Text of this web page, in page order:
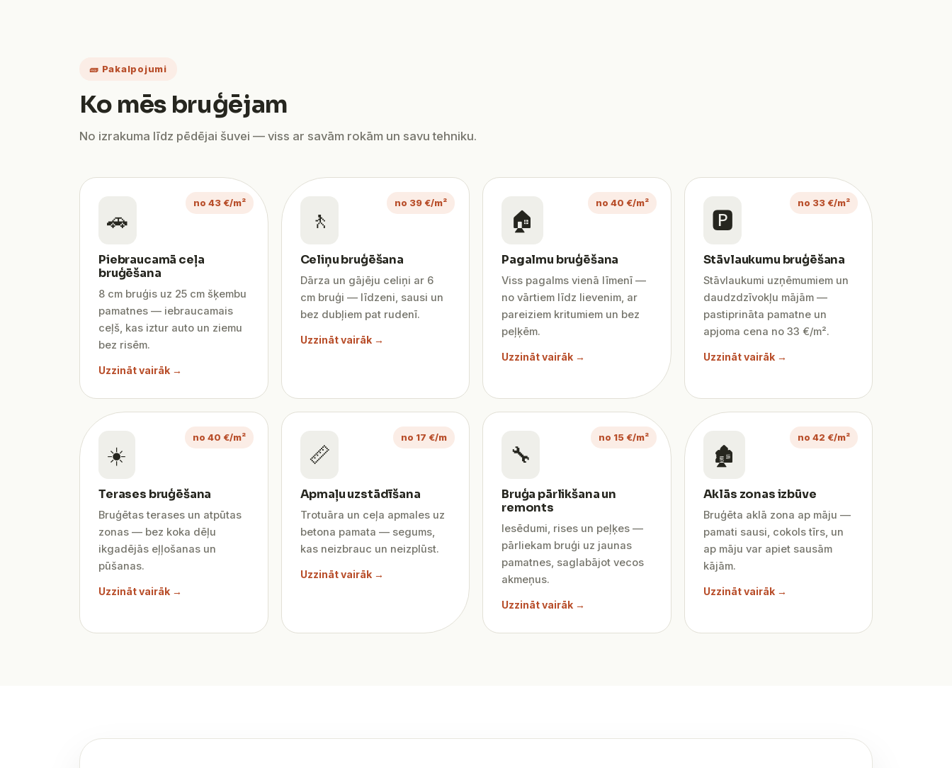
🧱 Pakalpojumi
Ko mēs bruģējam
No izrakuma līdz pēdējai šuvei — viss ar savām rokām un savu tehniku.
no 43 €/m²
🚗
Piebraucamā ceļa
bruģēšana
8 cm bruģis uz 25 cm šķembu
pamatnes — iebraucamais
ceļš, kas iztur auto un ziemu
bez risēm.
Uzzināt vairāk →
no 39 €/m²
🚶
Celiņu bruģēšana
Dārza un gājēju celiņi ar 6
cm bruģi — līdzeni, sausi un
bez dubļiem pat rudenī.
Uzzināt vairāk →
no 40 €/m²
🏠
Pagalmu bruģēšana
Viss pagalms vienā līmenī —
no vārtiem līdz lievenim, ar
pareiziem kritumiem un bez
peļķēm.
Uzzināt vairāk →
no 33 €/m²
🅿️
Stāvlaukumu bruģēšana
Stāvlaukumi uzņēmumiem un
daudzdzīvokļu mājām —
pastiprināta pamatne un
apjoma cena no 33 €/m².
Uzzināt vairāk →
no 40 €/m²
☀️
Terases bruģēšana
Bruģētas terases un atpūtas
zonas — bez koka dēļu
ikgadējās eļļošanas un
pūšanas.
Uzzināt vairāk →
no 17 €/m
📏
Apmaļu uzstādīšana
Trotuāra un ceļa apmales uz
betona pamata — segums,
kas neizbrauc un neizplūst.
Uzzināt vairāk →
no 15 €/m²
🔧
Bruģa pārlikšana un
remonts
Iesēdumi, rises un peļķes —
pārliekam bruģi uz jaunas
pamatnes, saglabājot vecos
akmeņus.
Uzzināt vairāk →
no 42 €/m²
🏚️
Aklās zonas izbūve
Bruģēta aklā zona ap māju —
pamati sausi, cokols tīrs, un
ap māju var apiet sausām
kājām.
Uzzināt vairāk →